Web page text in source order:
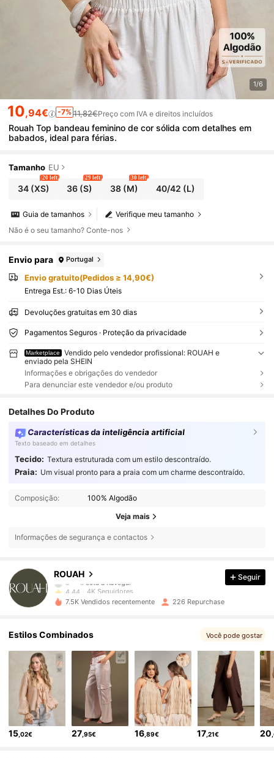
1/6
10,94€ -7% 11,82€Preço com IVA e direitos incluídos
Rouah Top bandeau feminino de cor sólida com detalhes em
babados, ideal para férias.
Tamanho EU
34(XS)
20 left
36 (S)
29 left
38(M)
30 left
40/42 (L)
Verifique meu tamanho
Guia de tamanhos
Não é o seu tamanho? Conte-nos
Envio para Portugal
Envio gratuito(Pedidos ≥ 14,90€)
Entrega Est.: 6-10 Dias Úteis
Devoluções gratuitas em 30 dias
Pagamentos Seguros · Proteção da privacidade
Marketplace
Vendido pelo vendedor profissional: ROUAH e
enviado pela SHEIN
Informações e obrigações do vendedor
Para denunciar este vendedor e/ou produto
Detalhes Do Produto
Características da inteligência artificial
Texto baseado em detalhes
Tecido: Textura estruturada com um estilo descontraído.
Praia: Um visual pronto para a praia com um charme descontraído.
Composição: 100% Algodão
Veja mais
Informações de segurança e contactos
ROUAH
4,44 4K Seguidores
4K Seguidores
4K Seguidores
4K Seguidores
Seguir
7.5K Vendidos recentemente 226 Repurchase
Estilos Combinados Você pode gostar
15 ,02€ 27 ,95€ 16,89€ 17 ,21€ 20